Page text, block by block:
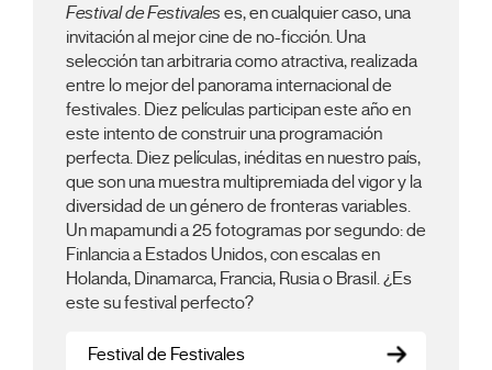
Festival de Festivales es, en cualquier caso, una
invitación al mejor cine de no-ficción. Una
selección tan arbitraria como atractiva, realizada
entre lo mejor del panorama internacional de
festivales. Diez películas participan este año en
este intento de construir una programación
perfecta. Diez películas, inéditas en nuestro país,
que son una muestra multipremiada del vigor y la
diversidad de un género de fronteras variables.
Un mapamundi a 25 fotogramas por segundo: de
Finlancia a Estados Unidos, con escalas en
Holanda, Dinamarca, Francia, Rusia o Brasil. ¿Es
este su festival perfecto?
Festival de Festivales